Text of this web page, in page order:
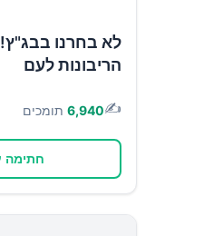
לא בחרנו
הריבונות לעם
✍️
6,940 תומכים
חתימה